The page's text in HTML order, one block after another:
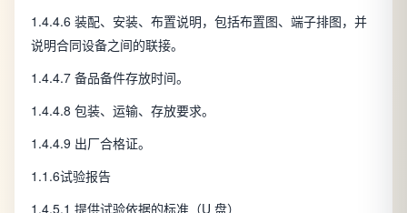
1.4.4.6 装配、安装、布置说明，包括布置图、端子排图，并
说明合同设备之间的联接。
1.4.4.7 备品备件存放时间。
1.4.4.8 包装、运输、存放要求。
1.4.4.9 出厂合格证。
1.1.6试验报告
1.4.5.1 提供试验依据的标准（U 盘）